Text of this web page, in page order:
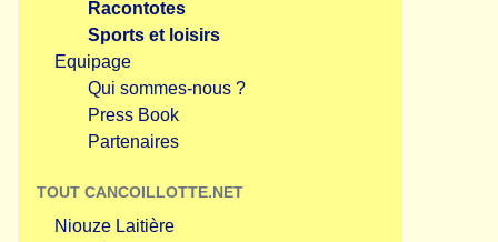
Racontotes
Sports et loisirs
Equipage
Qui sommes-nous ?
Press Book
Partenaires
TOUT CANCOILLOTTE.NET
Niouze Laitière